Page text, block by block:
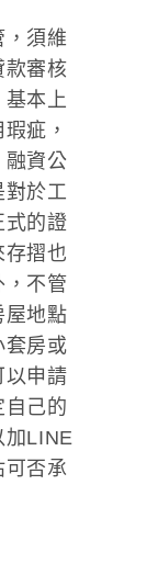
，須維
款審核
本上
疵，
融資公
對於工
式的證
存摺也
，不管
屋地點
套房或
以申請
自己的
加LINE
可否承